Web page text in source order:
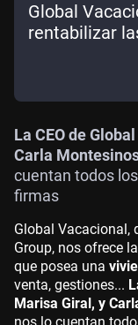
Global
rentabilizar
La CEO de
Carla
cuentan todos
firmas
Global Vacacional,
Group, nos ofrece
que posea una
venta, gestiones...
Marisa Giral, y